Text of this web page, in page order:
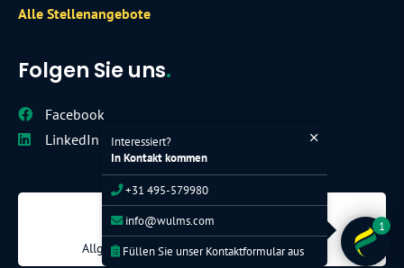
Alle Stellenangebote
Folgen Sie uns.
Facebook
LinkedIn
© Wulms Egg Group - 2026
Webdesign
Allgemeine Geschäftsbedingungen
Sitemap
Interessiert?
In Kontakt kommen
+31 495-579980
info@wulms.com
Füllen Sie unser Kontaktformular aus
1